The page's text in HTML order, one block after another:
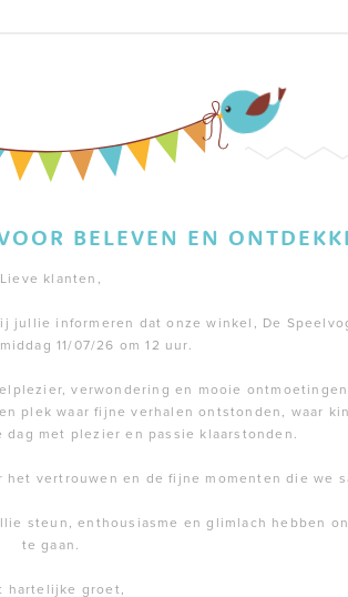
BELEVEN EN
Lieve klanten,
informeren dat onze winkel, De
11/07/26 om 12 uur.
verwondering en mooie
plek waar fijne verhalen ontstonden, waar
met plezier en passie klaarstonden.
vertrouwen en de fijne momenten die we
steun, enthousiasme en glimlach hebben
te gaan.
hartelijke groet,